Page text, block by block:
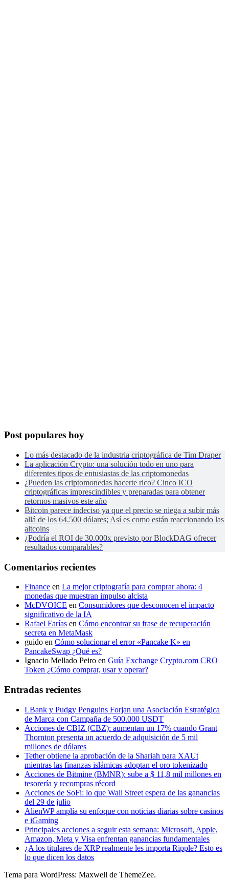
Post populares hoy
Lo más destacado de la industria criptográfica de Tim Draper
La aplicación Crypto: una solución todo en uno para
diferentes tipos de entusiastas de las criptomonedas
¿Pueden las criptomonedas hacerte rico? Cinco ICO
criptográficas imprescindibles y preparadas para obtener
retornos masivos este año
Bitcoin parece indeciso ya que el precio se niega a subir más
allá de los 64.500 dólares; Así es como están reaccionando las
altcoins
¿Podría el ROI de 30.000x previsto por BlockDAG ofrecer
resultados comparables?
Comentarios recientes
Finance en La mejor criptografía para comprar ahora: 4
monedas que muestran impulso alcista
McDVOICE en Consumidores que desconocen el impacto
significativo de la IA
Rafael Farías en Cómo encontrar su frase de recuperación
secreta en MetaMask
guido en Cómo solucionar el error «Pancake K» en
PancakeSwap ¿Qué es?
Ignacio Mellado Peiro en Guía Exchange Crypto.com CRO
Token ¿Cómo comprar, usar y operar?
Entradas recientes
LBank y Pudgy Penguins Forjan una Asociación Estratégica
de Marca con Campaña de 500.000 USDT
Acciones de CBIZ (CBZ): aumentan un 17% cuando Grant
Thornton presenta un acuerdo de adquisición de 5 mil
millones de dólares
Tether obtiene la aprobación de la Shariah para XAUt
mientras las finanzas islámicas adoptan el oro tokenizado
Acciones de Bitmine (BMNR): sube a $ 11,8 mil millones en
tesorería y recompras récord
Acciones de SoFi: lo que Wall Street espera de las ganancias
del 29 de julio
AlienWP amplía su enfoque con noticias diarias sobre casinos
e iGaming
Principales acciones a seguir esta semana: Microsoft, Apple,
Amazon, Meta y Visa enfrentan ganancias fundamentales
¿A los titulares de XRP realmente les importa Ripple? Esto es
lo que dicen los datos
Tema para WordPress: Maxwell de ThemeZee.